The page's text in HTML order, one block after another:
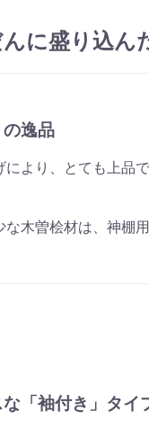
に盛り込ん
逸品
より、とても上品
な木曽桧材は、神棚
「袖付き」タイ